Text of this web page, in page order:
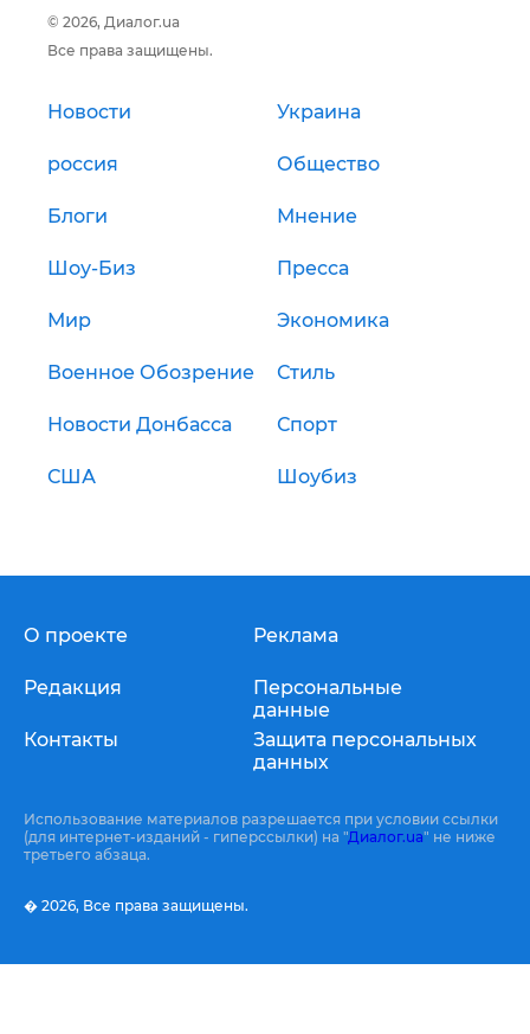
© 2026, Диалог.ua
Все права защищены.
Новости Украина
россия Общество
Блоги Мнение
Шоу-Биз Пресса
Мир Экономика
Военное Обозрение Стиль
Новости Донбасса Спорт
США Шоубиз
О проекте
Редакция
Контакты
Реклама
Персональные
данные
Защита персональных
данных
Использование материалов разрешается при условии ссылки
(для интернет-изданий - гиперссылки) на "Диалог.ua" не ниже
третьего абзаца.
� 2026, Все права защищены.